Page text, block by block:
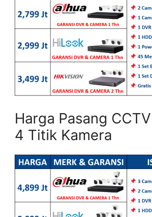
Harga Pasang
4 Titik Kamera